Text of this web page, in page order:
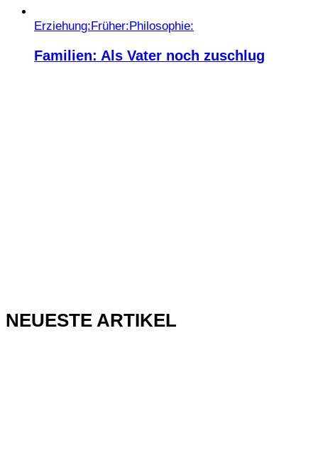
Erziehung: Früher: Philosophie:
Familien: Als Vater noch zuschlug
NEUESTE ARTIKEL